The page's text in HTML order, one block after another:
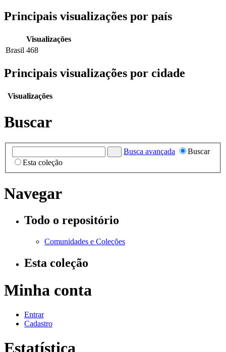
Principais visualizações por país
Visualizações
Brasil 468
Principais visualizações por cidade
Visualizações
Buscar
Busca avançada
Buscar
Esta coleção
Navegar
Todo o repositório
Comunidades e Coleções
Esta coleção
Minha conta
Entrar
Cadastro
Estatística